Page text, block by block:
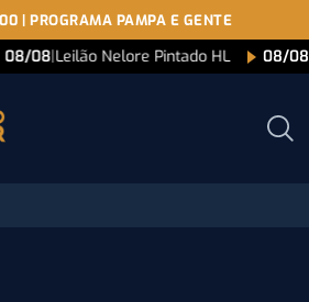
| PROGRAMA PAMPA E GENTE
08/08|Leilão Nelore Pintado HL 08/08